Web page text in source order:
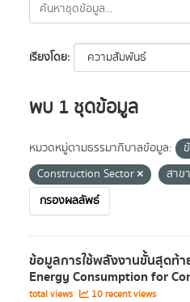
เรียงโดย
พบ 1 ชุดข้อมูล
หมวดหมู่ตามธรรมาภิบาลข้อมูล:
Construction Sector
สาข
กรองผลลัพธ์
ข้อมูลการใช้พลังงานขั้นสุดท้า
Energy Consumption for
total views
10 recent views